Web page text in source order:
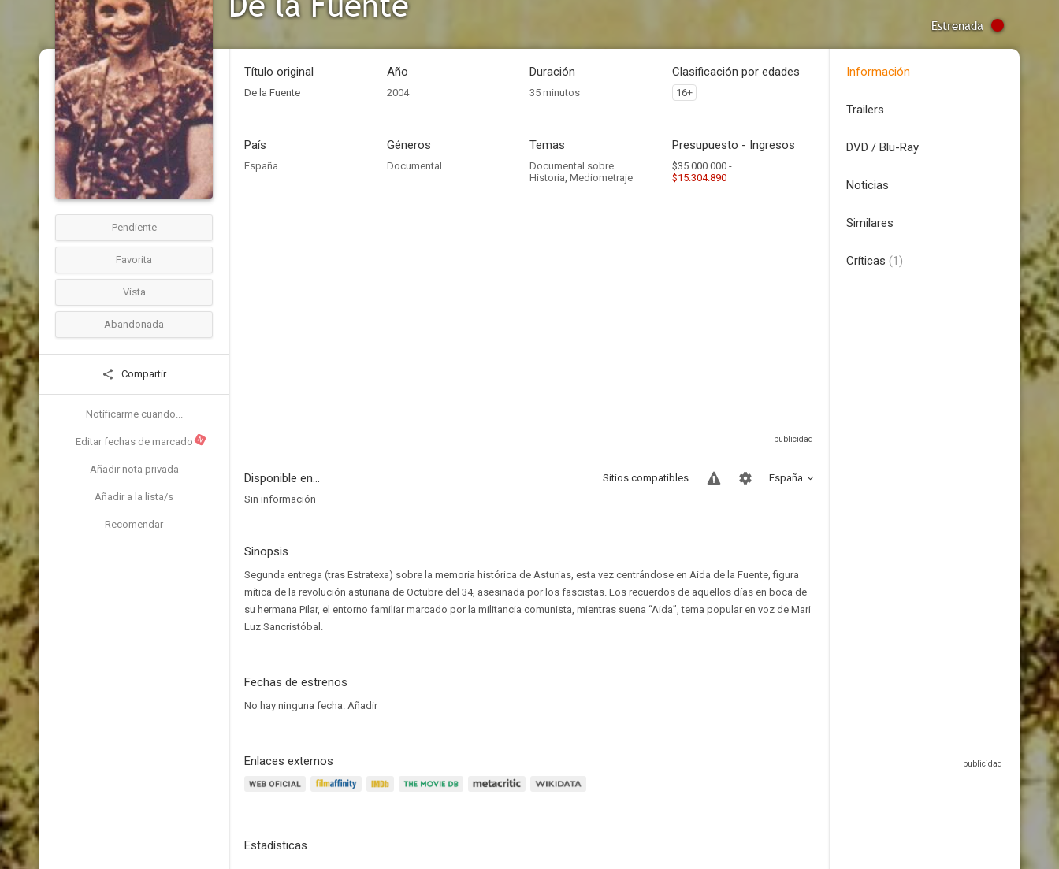
Estrenada
Pendiente
Favorita
Vista
Abandonada
Compartir
Notificarme cuando...
Editar fechas de marcado N
Añadir nota privada
Añadir a la lista/s
Recomendar
Título original
De la Fuente
Año
2004
Duración
35 minutos
Clasificación por edades
16+
País
España
Géneros
Documental
Temas
Documental sobre
Historia, Mediometraje
Presupuesto - Ingresos
$35.000.000 -
$15.304.890
Disponible en... España
Sitios compatibles
Sin información
Sinopsis
Segunda entrega (tras Estratexa) sobre la memoria histórica de Asturias, esta vez centrándose en Aida de la Fuente, figura
mítica de la revolución asturiana de Octubre del 34, asesinada por los fascistas. Los recuerdos de aquellos días en boca de
su hermana Pilar, el entorno familiar marcado por la militancia comunista, mientras suena “Aida”, tema popular en voz de Mari
Luz Sancristóbal.
Fechas de estrenos
No hay ninguna fecha. Añadir
Enlaces externos
Estadísticas
Información
Trailers
DVD / Blu-Ray
Noticias
Similares
Críticas (1)